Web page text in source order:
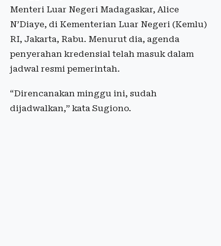
Menteri Luar Negeri Madagaskar, Alice
N’Diaye, di Kementerian Luar Negeri (Kemlu)
RI, Jakarta, Rabu. Menurut dia, agenda
penyerahan kredensial telah masuk dalam
jadwal resmi pemerintah.
“Direncanakan minggu ini, sudah
dijadwalkan,” kata Sugiono.